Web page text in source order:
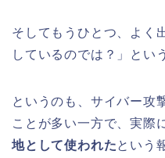
そしてもうひとつ、よく
しているのでは？」とい
というのも、サイバー攻
ことが多い一方で、実際
地として使われたという